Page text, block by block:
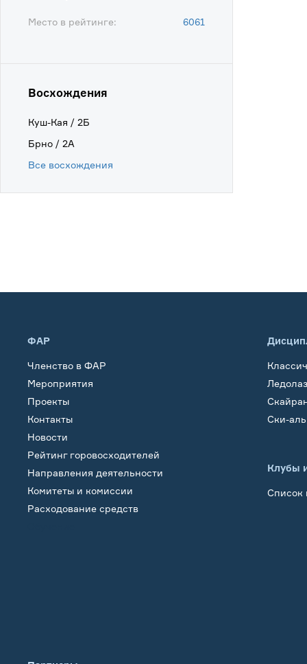
Место в рейтинге: 6061
Восхождения
Куш-Кая / 2Б
Брно / 2А
Все восхождения
ФАР
Членство в ФАР
Мероприятия
Проекты
Контакты
Новости
Рейтинг горовосходителей
Направления деятельности
Комитеты и комиссии
Расходование средств
Ски-
Клубы
Список